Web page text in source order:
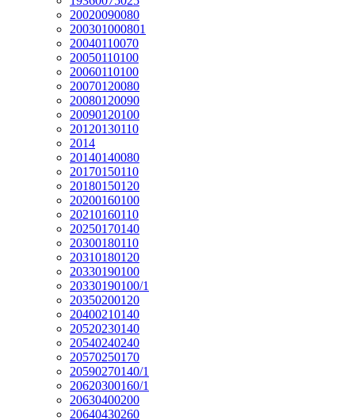
20020090080
200301000801
20040110070
20050110100
20060110100
20070120080
20080120090
20090120100
20120130110
2014
20140140080
20170150110
20180150120
20200160100
20210160110
20250170140
20300180110
20310180120
20330190100
20330190100/1
20350200120
20400210140
20520230140
20540240240
20570250170
20590270140/1
20620300160/1
20630400200
20640430260